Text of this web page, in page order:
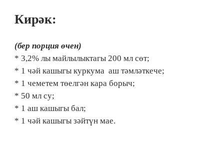
Кирәк:
(бер порция өчен)
* 3,2% лы майлылыктагы 200 мл сөт;
* 1 чәй кашыгы куркума аш тәмләткече;
* 1 чеметем төелгән кара борыч;
* 50 мл су;
* 1 аш кашыгы бал;
* 1 чәй кашыгы зәйтүн мае.